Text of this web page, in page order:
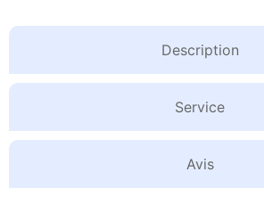
Description
Service
Avis